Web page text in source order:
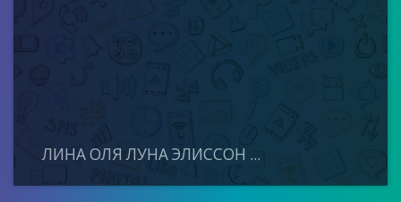
ЛИНА ОЛЯ ЛУНА ЭЛИССОН ...